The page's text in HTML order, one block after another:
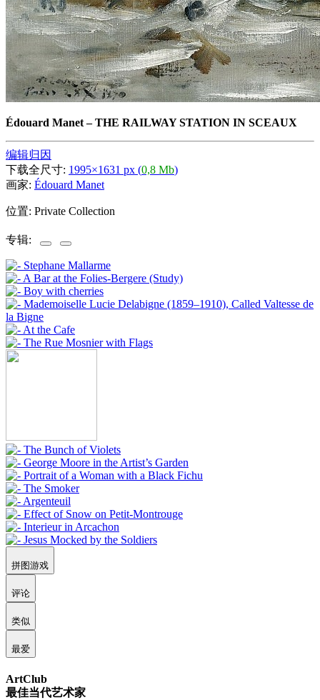
Édouard Manet–THE RAILWAY STATION IN SCEAUX
编辑归因
下载全尺寸: 1995×1631 px (0,8 Mb)
画家: Édouard Manet
位置: Private Collection
专辑:
拼图游戏
评论
类似
最爱
ArtClub
最佳当代艺术家